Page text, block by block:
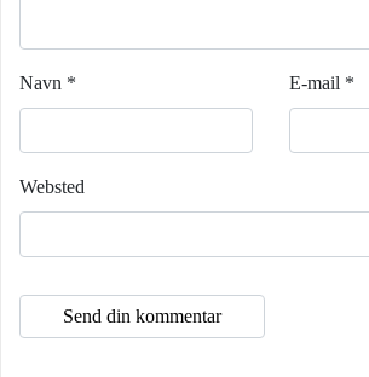
Navn * E-mail *
Websted